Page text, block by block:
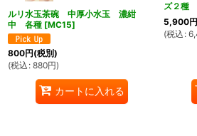
ルリ水玉茶碗 中厚小水玉 濃紺
中 各種 [MC15]
800円(税別)
(税込 : 880円)
カートに入れる
ズ２種
5,900円
(税込 :